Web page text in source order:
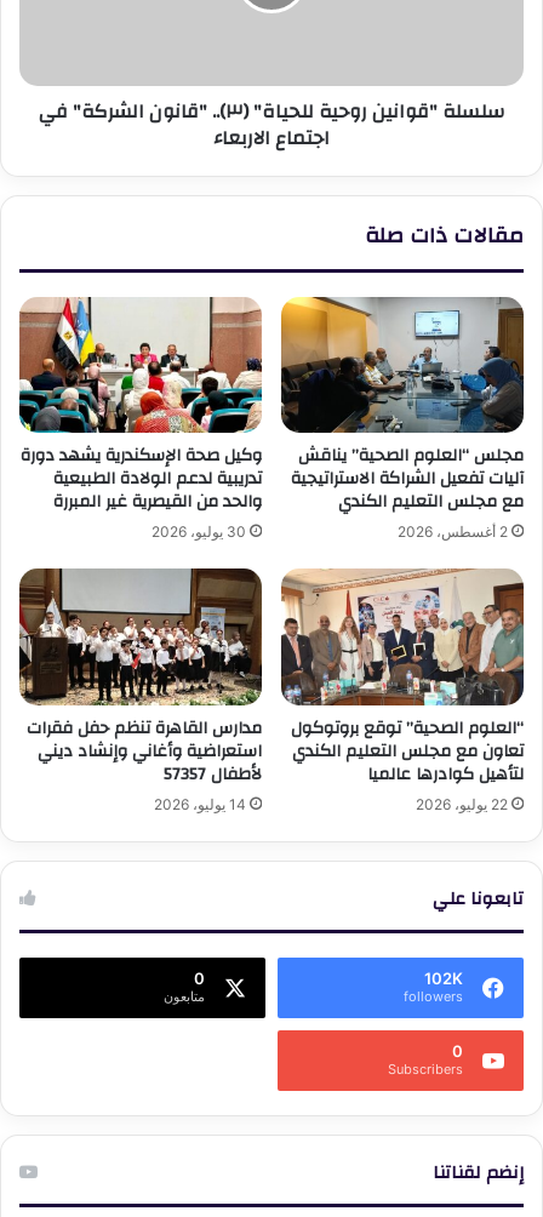
اجتماع
الاربعاء
سلسلة "قوانين روحية للحياة" (٣).. "قانون الشركة" في
اجتماع الاربعاء
مقالات ذات صلة
مجلس “العلوم الصحية” يناقش
آليات تفعيل الشراكة الاستراتيجية
مع مجلس التعليم الكندي
2 أغسطس، 2026
وكيل صحة الإسكندرية يشهد دورة
تدريبية لدعم الولادة الطبيعية
والحد من القيصرية غير المبررة
30 يوليو، 2026
“العلوم الصحية” توقع بروتوكول
تعاون مع مجلس التعليم الكندي
لتأهيل كوادرها عالميا
22 يوليو، 2026
مدارس القاهرة تنظم حفل فقرات
استعراضية وأغاني وإنشاد ديني
لأطفال 57357
14 يوليو، 2026
تابعونا علي
102K
followers
0
متابعون
0
Subscribers
إنضم لقناتنا